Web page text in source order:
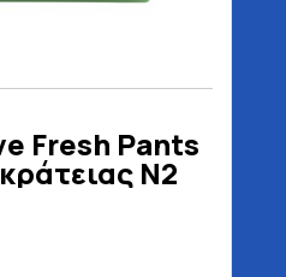
Fresh Pants
N2